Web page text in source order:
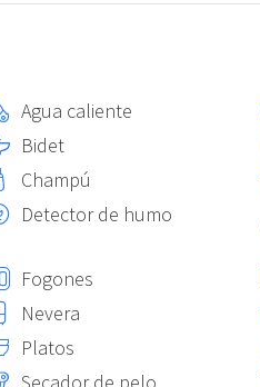
Agua caliente
Bidet
Champú
Detector de humo
Fogones
Nevera
Platos